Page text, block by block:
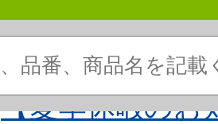
【夏季休暇のお